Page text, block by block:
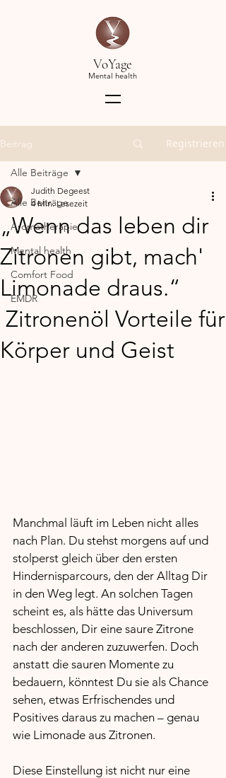
VoYage
Mental health
Beitrag Registrieren
Alle Beiträge
Aromatherapie
Mental health
Comfort Food
EMDR
Alle Beiträge
„Wenn das leben dir
Zitronen gibt, mach'
Limonade draus.“
Zitronenöl Vorteile für
Körper und Geist
Judith Degeest
4 Min. Lesezeit
Manchmal läuft im Leben nicht alles
nach Plan. Du stehst morgens auf und
stolperst gleich über den ersten
Hindernisparcours, den der Alltag Dir
in den Weg legt. An solchen Tagen
scheint es, als hätte das Universum
beschlossen, Dir eine saure Zitrone
nach der anderen zuzuwerfen. Doch
anstatt die sauren Momente zu
bedauern, könntest Du sie als Chance
sehen, etwas Erfrischendes und
Positives daraus zu machen – genau
wie Limonade aus Zitronen.
Diese Einstellung ist nicht nur eine